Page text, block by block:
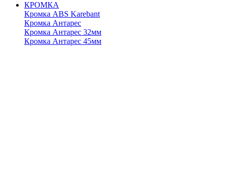
КРОМКА
Кромка ABS Karebant
Кромка Антарес
Кромка Антарес 32мм
Кромка Антарес 45мм